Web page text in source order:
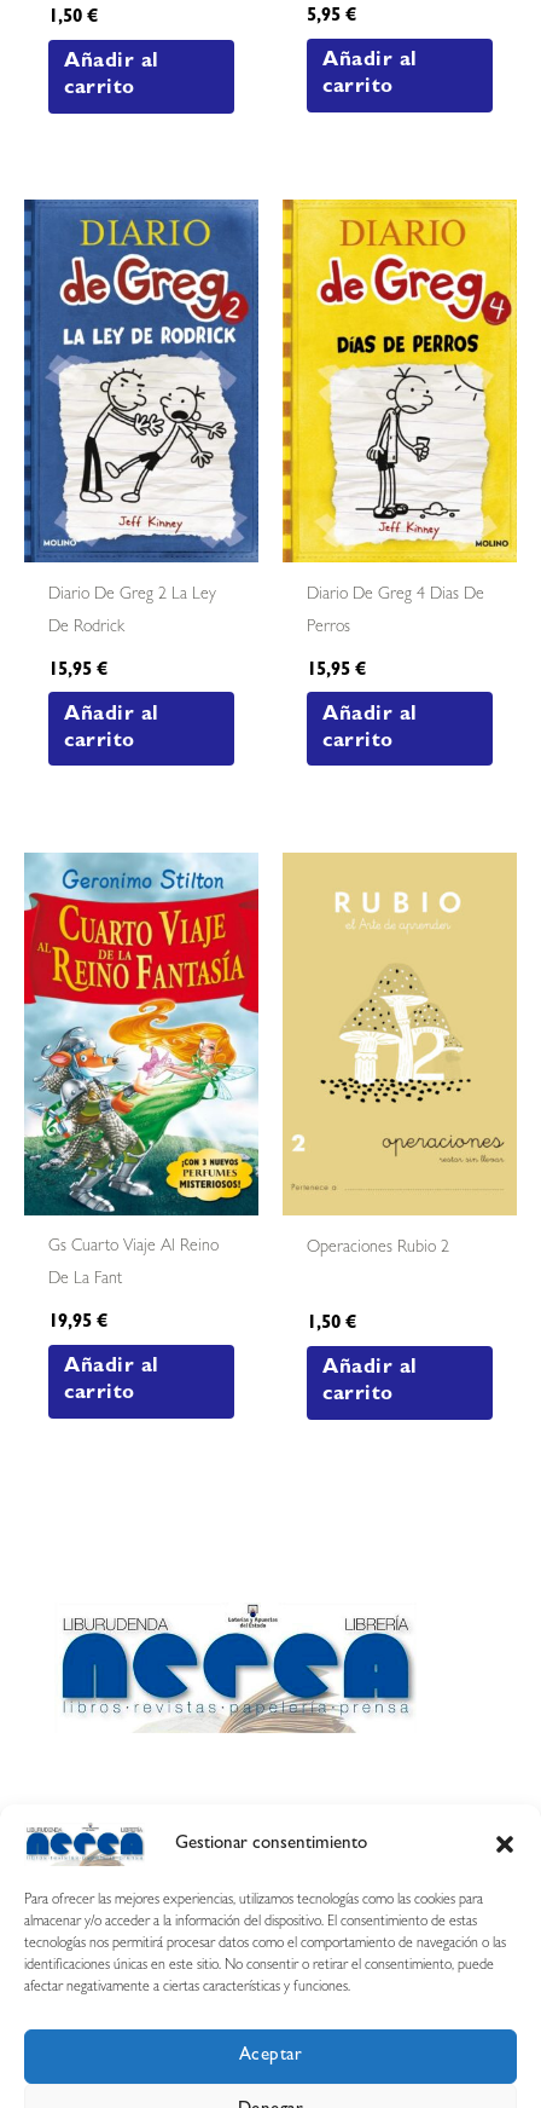
Gestionar consentimiento
Para ofrecer las mejores experiencias, utilizamos tecnologías como las cookies para
almacenar y/o acceder a la información del dispositivo. El consentimiento de estas
tecnologías nos permitirá procesar datos como el comportamiento de navegación o las
identificaciones únicas en este sitio. No consentir o retirar el consentimiento, puede
afectar negativamente a ciertas características y funciones.
Aceptar
1,50€
Añadir al
carrito
5,95€
Añadir al
carrito
Diario De Greg 2 La Ley
De Rodrick
15,95€
Añadir al
carrito
Diario De Greg 4 Dias De
Perros
15,95€
Añadir al
carrito
Gs Cuarto Viaje Al Reino
De La Fant
19,95€
Añadir al
carrito
Operaciones Rubio 2
1,50€
Añadir al
carrito
Calle Esquíroz, 27
687 54 31 70
nerearetamonge@gmail.com